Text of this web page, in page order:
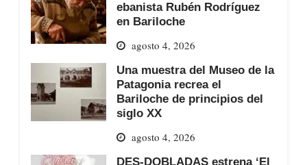
ebanista Rubén Rodríguez
en Bariloche
agosto 4, 2026
Una muestra del Museo de la
Patagonia recrea el
Bariloche de principios del
siglo XX
agosto 4, 2026
DES-DOBLADAS estrena ‘El